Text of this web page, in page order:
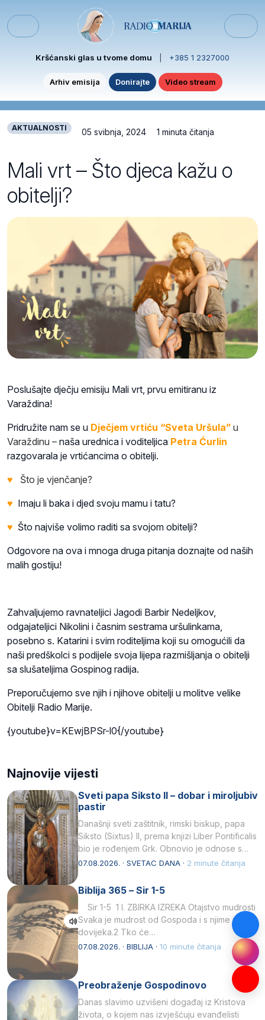
Menu
Kršćanski glas u tvome domu +385 1 2327000
Arhiv emisija Donirajte Video stream
AKTUALNOSTI 05 svibnja, 2024 1 minuta čitanja
Mali vrt – Što djeca kažu o
obitelji?
Poslušajte dječju emisiju Mali vrt, prvu emitiranu iz
Varaždina!
Pridružite nam se u Dječjem vrtiću “Sveta Uršula” u
Varaždinu – naša urednica i voditeljica Petra Ćurlin
razgovarala je vrtićancima o obitelji.
♥
Što je vjenčanje?
♥ Imaju li baka i djed svoju mamu i tatu?
♥ Što najviše volimo raditi sa svojom obitelji?
Odgovore na ova i mnoga druga pitanja doznajte od naših
malih gostiju!
Zahvaljujemo ravnateljici Jagodi Barbir Nedeljkov,
odgajateljici Nikolini i časnim sestrama uršulinkama,
posebno s. Katarini i svim roditeljima koji su omogućili da
naši predškolci s podijele svoja lijepa razmišljanja o obitelji
sa slušateljima Gospinog radija.
Preporučujemo sve njih i njihove obitelji u molitve velike
Obitelji Radio Marije.
{youtube}v=KEwjBPSr-l0{/youtube}
Najnovije vijesti
Sveti papa Siksto II – dobar i miroljubiv
pastir
Današnji sveti zaštitnik, rimski biskup, papa
Siksto (Sixtus) II, prema knjizi Liber Pontificalis
bio je rođenjem Grk. Obnovio je odnose s
afričkim…
07.08.2026. · SVETAC DANA · 2 minute čitanja
Biblija 365 – Sir 1-5
Sir 1-5 1 I. ZBIRKA IZREKA Otajstvo mudrosti
Svaka je mudrost od Gospoda i s njime je
dovijeka.2 Tko će…
07.08.2026. · BIBLIJA · 10 minute čitanja
Preobraženje Gospodinovo
Danas slavimo uzvišeni događaj iz Kristova
života, o kojem nas izvješćuju evanđelisti